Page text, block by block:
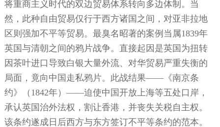
将重商主义时代的双边贸易体系转向多边体制。当
然，此种自由贸易仅行于西方诸国之间，对亚非拉地
区则强加不平等贸易。最臭名昭著的案例当属1839年
英国与清朝之间的鸦片战争。直接起因是英国为扭转
因茶叶进口导致白银大量外流、对华贸易严重失衡的
局面，竟向中国走私鸦片。此战结果——《南京条
约》（ 1842年）——迫使中国开放上海等五处口岸，
承认英国治外法权，割让香港，并丧失关税自主权。
该条约遂成日后西方与东方签订不平等条约的范本。